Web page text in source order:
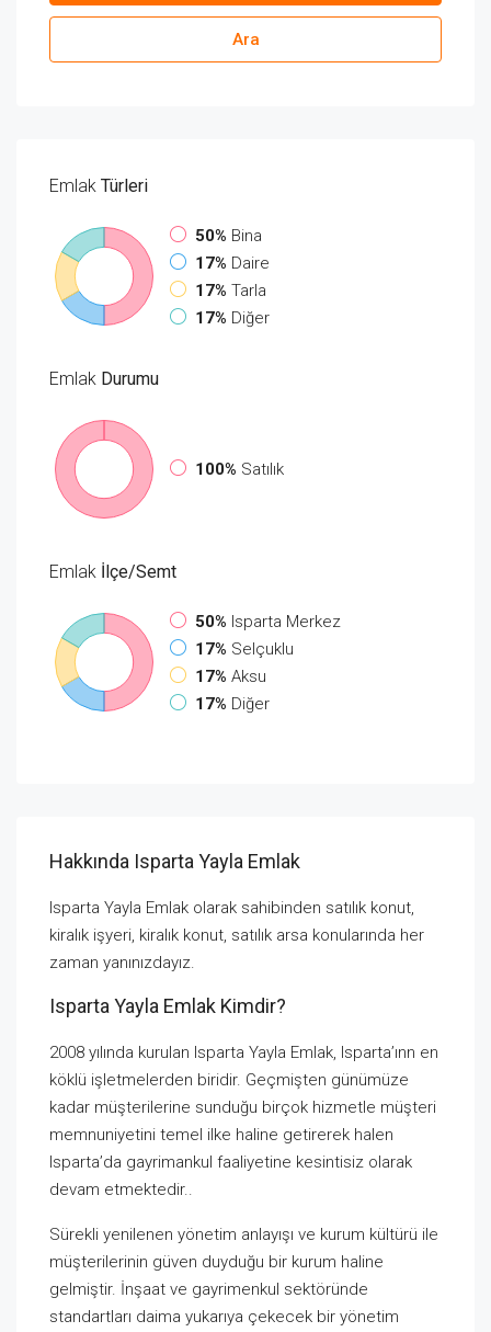
Ara
Emlak Türleri
50% Bina
17% Daire
17% Tarla
17% Diğer
Emlak Durumu
100% Satılık
Emlak İlçe/Semt
50% Isparta Merkez
17% Selçuklu
17% Aksu
17% Diğer
Hakkında Isparta Yayla Emlak
Isparta Yayla Emlak olarak sahibinden satılık konut,
kiralık işyeri, kiralık konut, satılık arsa konularında her
zaman yanınızdayız.
Isparta Yayla Emlak Kimdir?
2008 yılında kurulan Isparta Yayla Emlak, Isparta’ınn en
köklü işletmelerden biridir. Geçmişten günümüze
kadar müşterilerine sunduğu birçok hizmetle müşteri
memnuniyetini temel ilke haline getirerek halen
Isparta’da gayrimankul faaliyetine kesintisiz olarak
devam etmektedir..
Sürekli yenilenen yönetim anlayışı ve kurum kültürü ile
müşterilerinin güven duyduğu bir kurum haline
gelmiştir. İnşaat ve gayrimenkul sektöründe
standartları daima yukarıya çekecek bir yönetim